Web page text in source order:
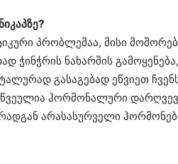
პრობლემაა, მისი
ჭინჭრის ნახარშის გამოყენება,
გასაგებად ეწვიეთ
ჰორმონალური
არასასურველი